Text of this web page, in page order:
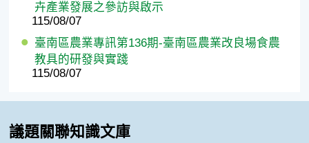
卉產業發展之參訪與啟示
115/08/07
臺南區農業專訊第136期-臺南區農業改良場食農
教具的研發與實踐
115/08/07
議題關聯知識文庫